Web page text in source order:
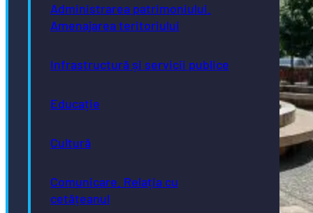
Administrarea patrimoniului.
Amenajarea teritoriului
Infrastructură și servicii publice
Educație
Cultură
Comunicare. Relația cu
cetățeanul